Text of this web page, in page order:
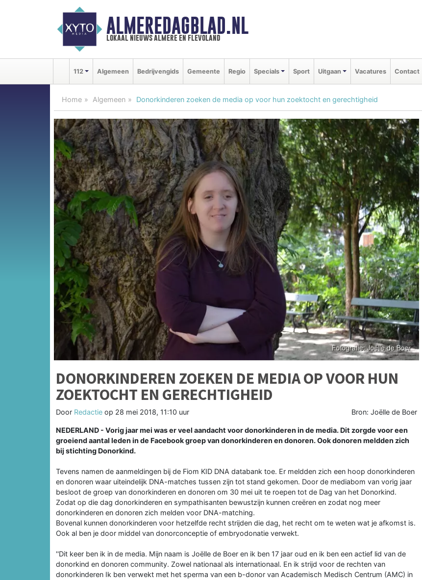
ALMEREDAGBLAD.NL
lokaal nieuws almere en flevoland
112 Algemeen Bedrijvengids Gemeente Regio Specials Sport Uitgaan Vacatures Contact
Home Algemeen Donorkinderen zoeken de media op voor hun zoektocht en gerechtigheid
DONORKINDEREN ZOEKEN DE MEDIA OP VOOR HUN
ZOEKTOCHT EN GERECHTIGHEID
Door Redactie op 28 mei 2018, 11:10 uur Bron: Joëlle de Boer
NEDERLAND - Vorig jaar mei was er veel aandacht voor donorkinderen in de media. Dit zorgde voor een
groeiend aantal leden in de Facebook groep van donorkinderen en donoren. Ook donoren meldden zich
bij stichting Donorkind.
Tevens namen de aanmeldingen bij de Fiom KID DNA databank toe. Er meldden zich een hoop donorkinderen
en donoren waar uiteindelijk DNA-matches tussen zijn tot stand gekomen. Door de mediabom van vorig jaar
besloot de groep van donorkinderen en donoren om 30 mei uit te roepen tot de Dag van het Donorkind.
Zodat op die dag donorkinderen en sympathisanten bewustzijn kunnen creëren en zodat nog meer
donorkinderen en donoren zich melden voor DNA-matching.
Bovenal kunnen donorkinderen voor hetzelfde recht strijden die dag, het recht om te weten wat je afkomst is.
Ook al ben je door middel van donorconceptie of embryodonatie verwekt.
''Dit keer ben ik in de media. Mijn naam is Joëlle de Boer en ik ben 17 jaar oud en ik ben een actief lid van de
donorkind en donoren community. Zowel nationaal als internationaal. En ik strijd voor de rechten van
donorkinderen Ik ben verwekt met het sperma van een b-donor van Academisch Medisch Centrum (AMC) in